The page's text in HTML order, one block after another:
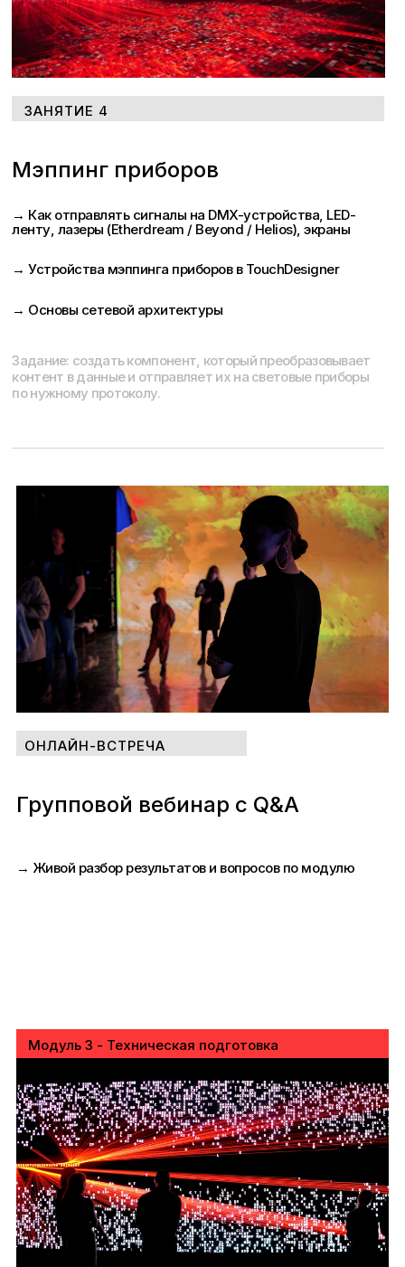
Групповой вебинар с Q&A
→ Живой разбор результатов и вопросов по модулю
ОНЛАЙН-ВСТРЕЧА
Мэппинг приборов
Задание: создать компонент, который преобразовывает
контент в данные и отправляет их на световые приборы
по нужному протоколу.
→ Основы сетевой архитектуры
→ Устройства мэппинга приборов в TouchDesigner
→ Как отправлять сигналы на DMX-устройства, LED-
ленту, лазеры (Etherdream / Beyond / Helios), экраны
ЗАНЯТИЕ 4
Модуль 3 - Техническая подготовка